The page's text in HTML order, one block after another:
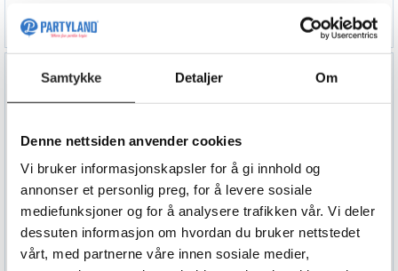
Samtykke Detaljer Om
Denne nettsiden anvender cookies
Vi bruker informasjonskapsler for å gi innhold og
annonser et personlig preg, for å levere sosiale
mediefunksjoner og for å analysere trafikken vår. Vi deler
dessuten informasjon om hvordan du bruker nettstedet
vårt, med partnerne våre innen sosiale medier,